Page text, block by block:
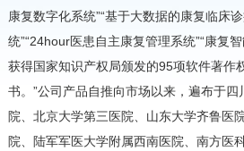
康复数字化系统”“基于大数据的康复临床
统”“24hour医患自主康复管理系统”“康复
获得国家知识产权局颁发的95项软件著作
书。”公司产品自推向市场以来，遍布于四
院、北京大学第三医院、山东大学齐鲁医
院、陆军军医大学附属西南医院、南方医